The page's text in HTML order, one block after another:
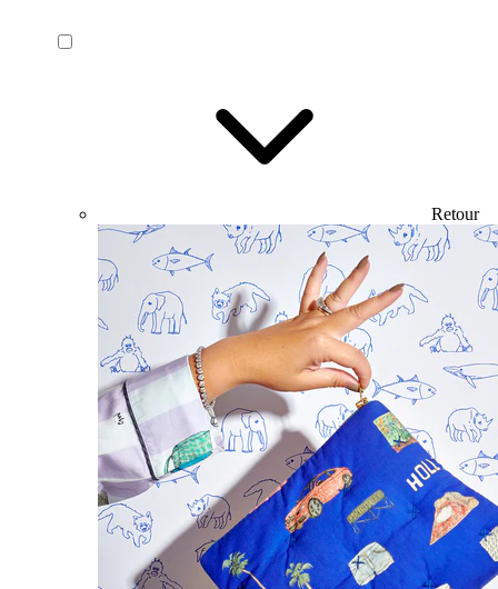
Retour